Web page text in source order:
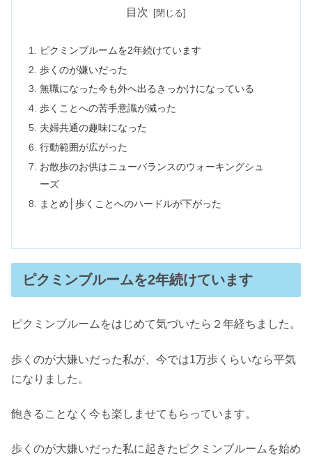
目次
ピクミンブルームを2年続けています
歩くのが嫌いだった
無職になった今も外へ出るきっかけになっている
歩くことへの苦手意識が減った
夫婦共通の趣味になった
行動範囲が広がった
お散歩のお供はニューバランスのウォーキングシュ
ーズ
まとめ│歩くことへのハードルが下がった
ピクミンブルームを2年続けています
ピクミンブルームをはじめて気づいたら２年経ちました。
歩くのが大嫌いだった私が、今では1万歩くらいなら平気
になりました。
飽きることなく今も楽しませてもらっています。
歩くのが大嫌いだった私に起きたピクミンブルームを始め